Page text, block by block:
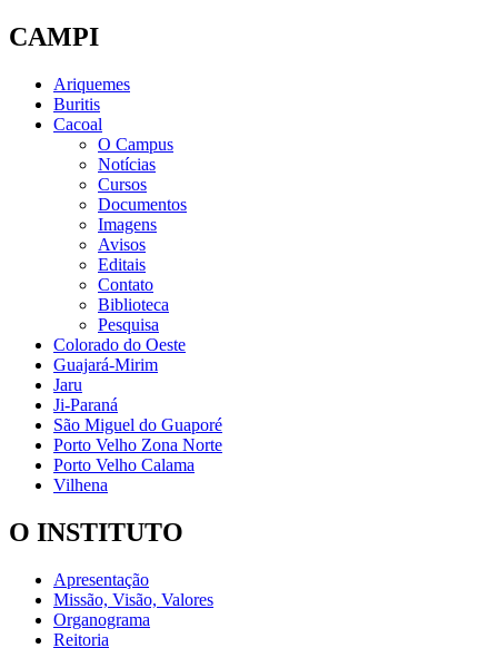
CAMPI
Ariquemes
Buritis
Cacoal
O Campus
Notícias
Cursos
Documentos
Imagens
Avisos
Editais
Contato
Biblioteca
Pesquisa
Colorado do Oeste
Guajará-Mirim
Jaru
Ji-Paraná
São Miguel do Guaporé
Porto Velho Zona Norte
Porto Velho Calama
Vilhena
O INSTITUTO
Apresentação
Missão, Visão, Valores
Organograma
Reitoria